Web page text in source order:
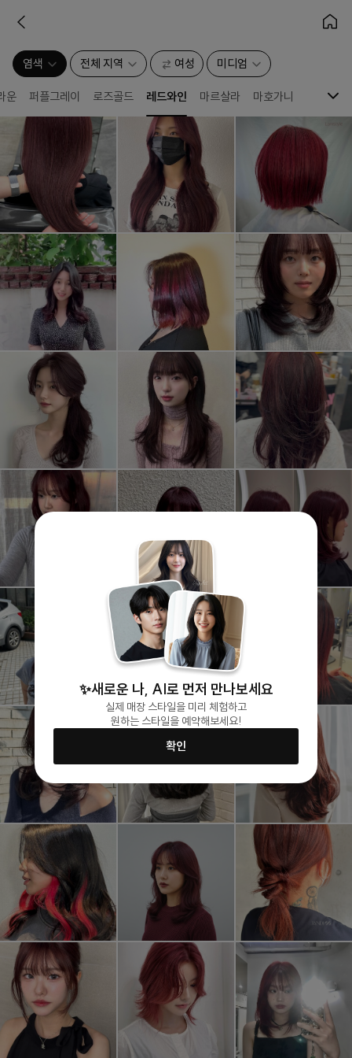
✨새로운 나, AI로 먼저 만나보세요
실제 매장 스타일을 미리 체험하고
원하는 스타일을 예약해보세요!
확인
염색 전체 지역 여성 미디엄
운 퍼플그레이 로즈골드 레드와인 마르살라 마호가니